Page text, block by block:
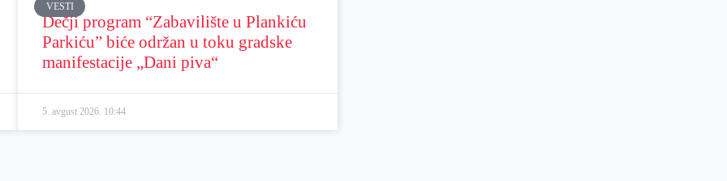
VESTI
Dečji program “Zabavilište u Plankiću
Parkiću” biće održan u toku gradske
manifestacije „Dani piva“
5. avgust 2026. 10:44